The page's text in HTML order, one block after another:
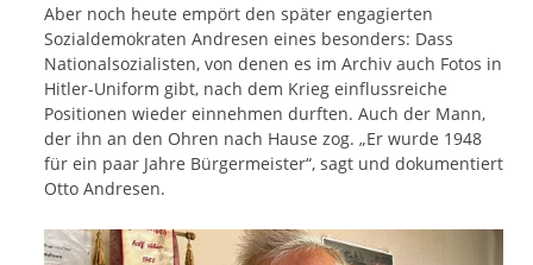
Aber noch heute empört den später engagierten
Sozialdemokraten Andresen eines besonders: Dass
Nationalsozialisten, von denen es im Archiv auch Fotos in
Hitler-Uniform gibt, nach dem Krieg einflussreiche
Positionen wieder einnehmen durften. Auch der Mann,
der ihn an den Ohren nach Hause zog. „Er wurde 1948
für ein paar Jahre Bürgermeister“, sagt und dokumentiert
Otto Andresen.